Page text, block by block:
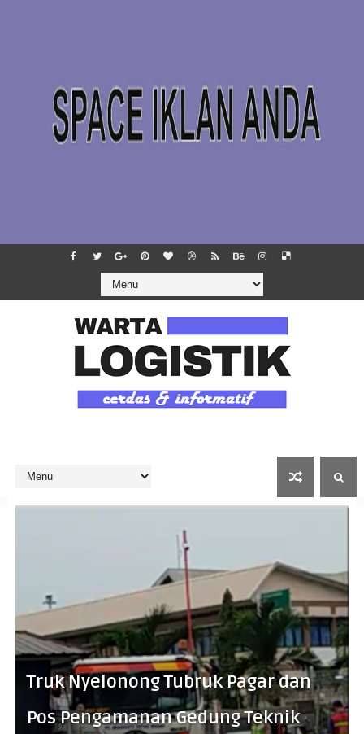
Truk Nyelonong Tubruk Pagar dan
Pos Pengamanan Gedung Teknik